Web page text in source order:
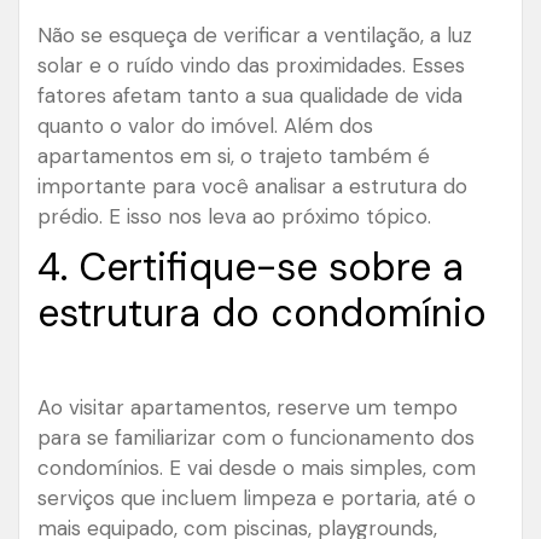
Não se esqueça de verificar a ventilação, a luz
solar e o ruído vindo das proximidades. Esses
fatores afetam tanto a sua qualidade de vida
quanto o valor do imóvel. Além dos
apartamentos em si, o trajeto também é
importante para você analisar a estrutura do
prédio. E isso nos leva ao próximo tópico.
4. Certifique-se sobre a
estrutura do condomínio
Ao visitar apartamentos, reserve um tempo
para se familiarizar com o funcionamento dos
condomínios. E vai desde o mais simples, com
serviços que incluem limpeza e portaria, até o
mais equipado, com piscinas, playgrounds,